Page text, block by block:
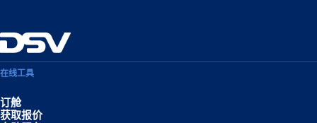
在线工具
订舱
获取报价